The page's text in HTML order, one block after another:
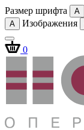
Размер шрифта A
A
Изображения
0